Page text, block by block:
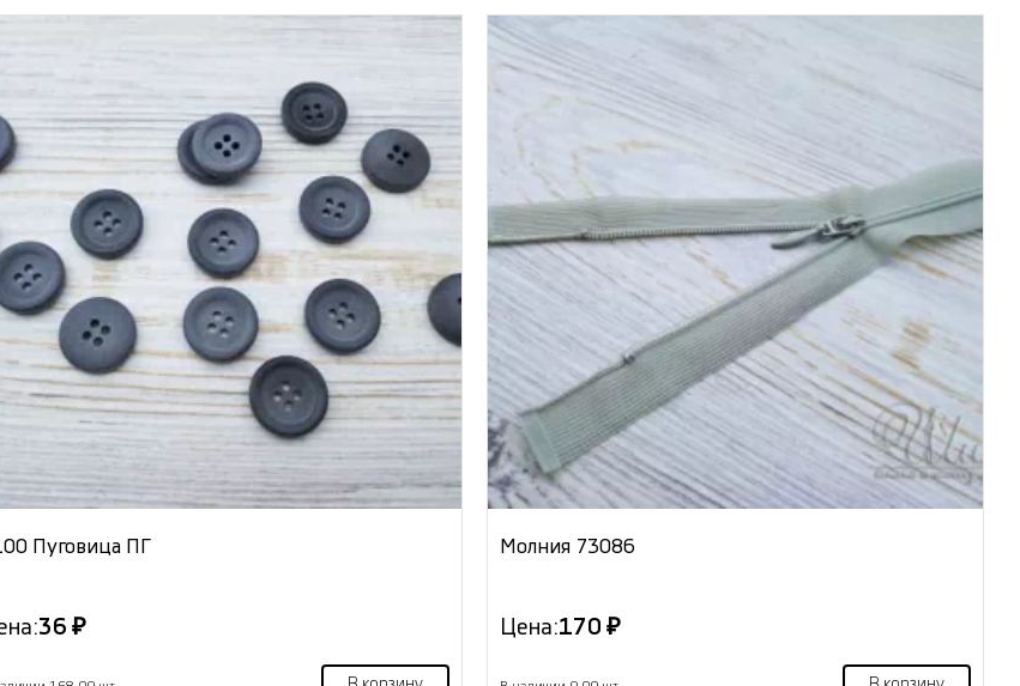
Пуговица ПГ
36 ₽
Молния 73086
Цена:170 ₽